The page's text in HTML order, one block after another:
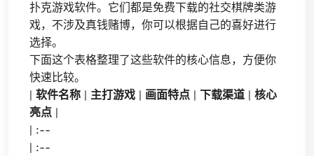
扑克游戏软件。它们都是免费下载的社交棋牌类游
戏，不涉及真钱赌博，你可以根据自己的喜好进行
选择。
下面这个表格整理了这些软件的核心信息，方便你
快速比较。
| 软件名称 | 主打游戏 | 画面特点 | 下载渠道 | 核心
亮点 |
| :--
| :--